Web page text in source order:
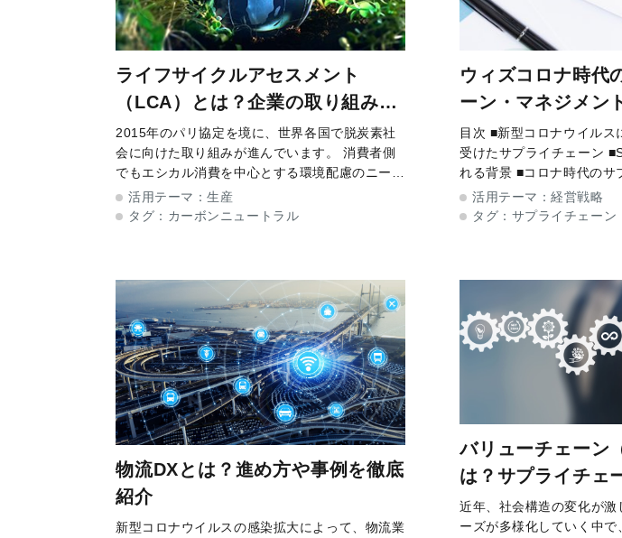
ライフサイクルアセスメント
（LCA）とは？企業の取り組み事
例を解説
2015年のパリ協定を境に、世界各国で脱炭素社
会に向けた取り組みが進んでいます。 消費者側
でもエシカル消費を中心とする環境配慮のニーズ
が高まっており、オーガニックをはじめ、認証ラ
ベルの有無やサステナブルな製品であるかなどが
活用テーマ：生産
タグ： カーボンニュートラル
ウィズコロナ時代
ーン・マネジメン
要な3つの要件
目次 ■新型コロナウイルス
受けたサプライチェーン
れる背景 ■コロナ時代のサ
られる3つの要件 ■まとめ 「今、サプライチェー
ンが悲鳴をあげている」そ
活用テーマ：経営戦略
タグ： サプライチェーン
物流DXとは？進め方や事例を徹底
紹介
新型コロナウイルスの感染拡大によって、物流業
バリューチェーン
は？サプライチェ
分析方法をわかり
近年、社会構造の変化が激
ーズが多様化していく中